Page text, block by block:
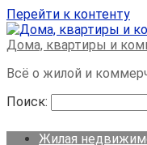
Перейти к контенту
Дома, квартиры и
Всё о жилой и
Поиск:
Жилая